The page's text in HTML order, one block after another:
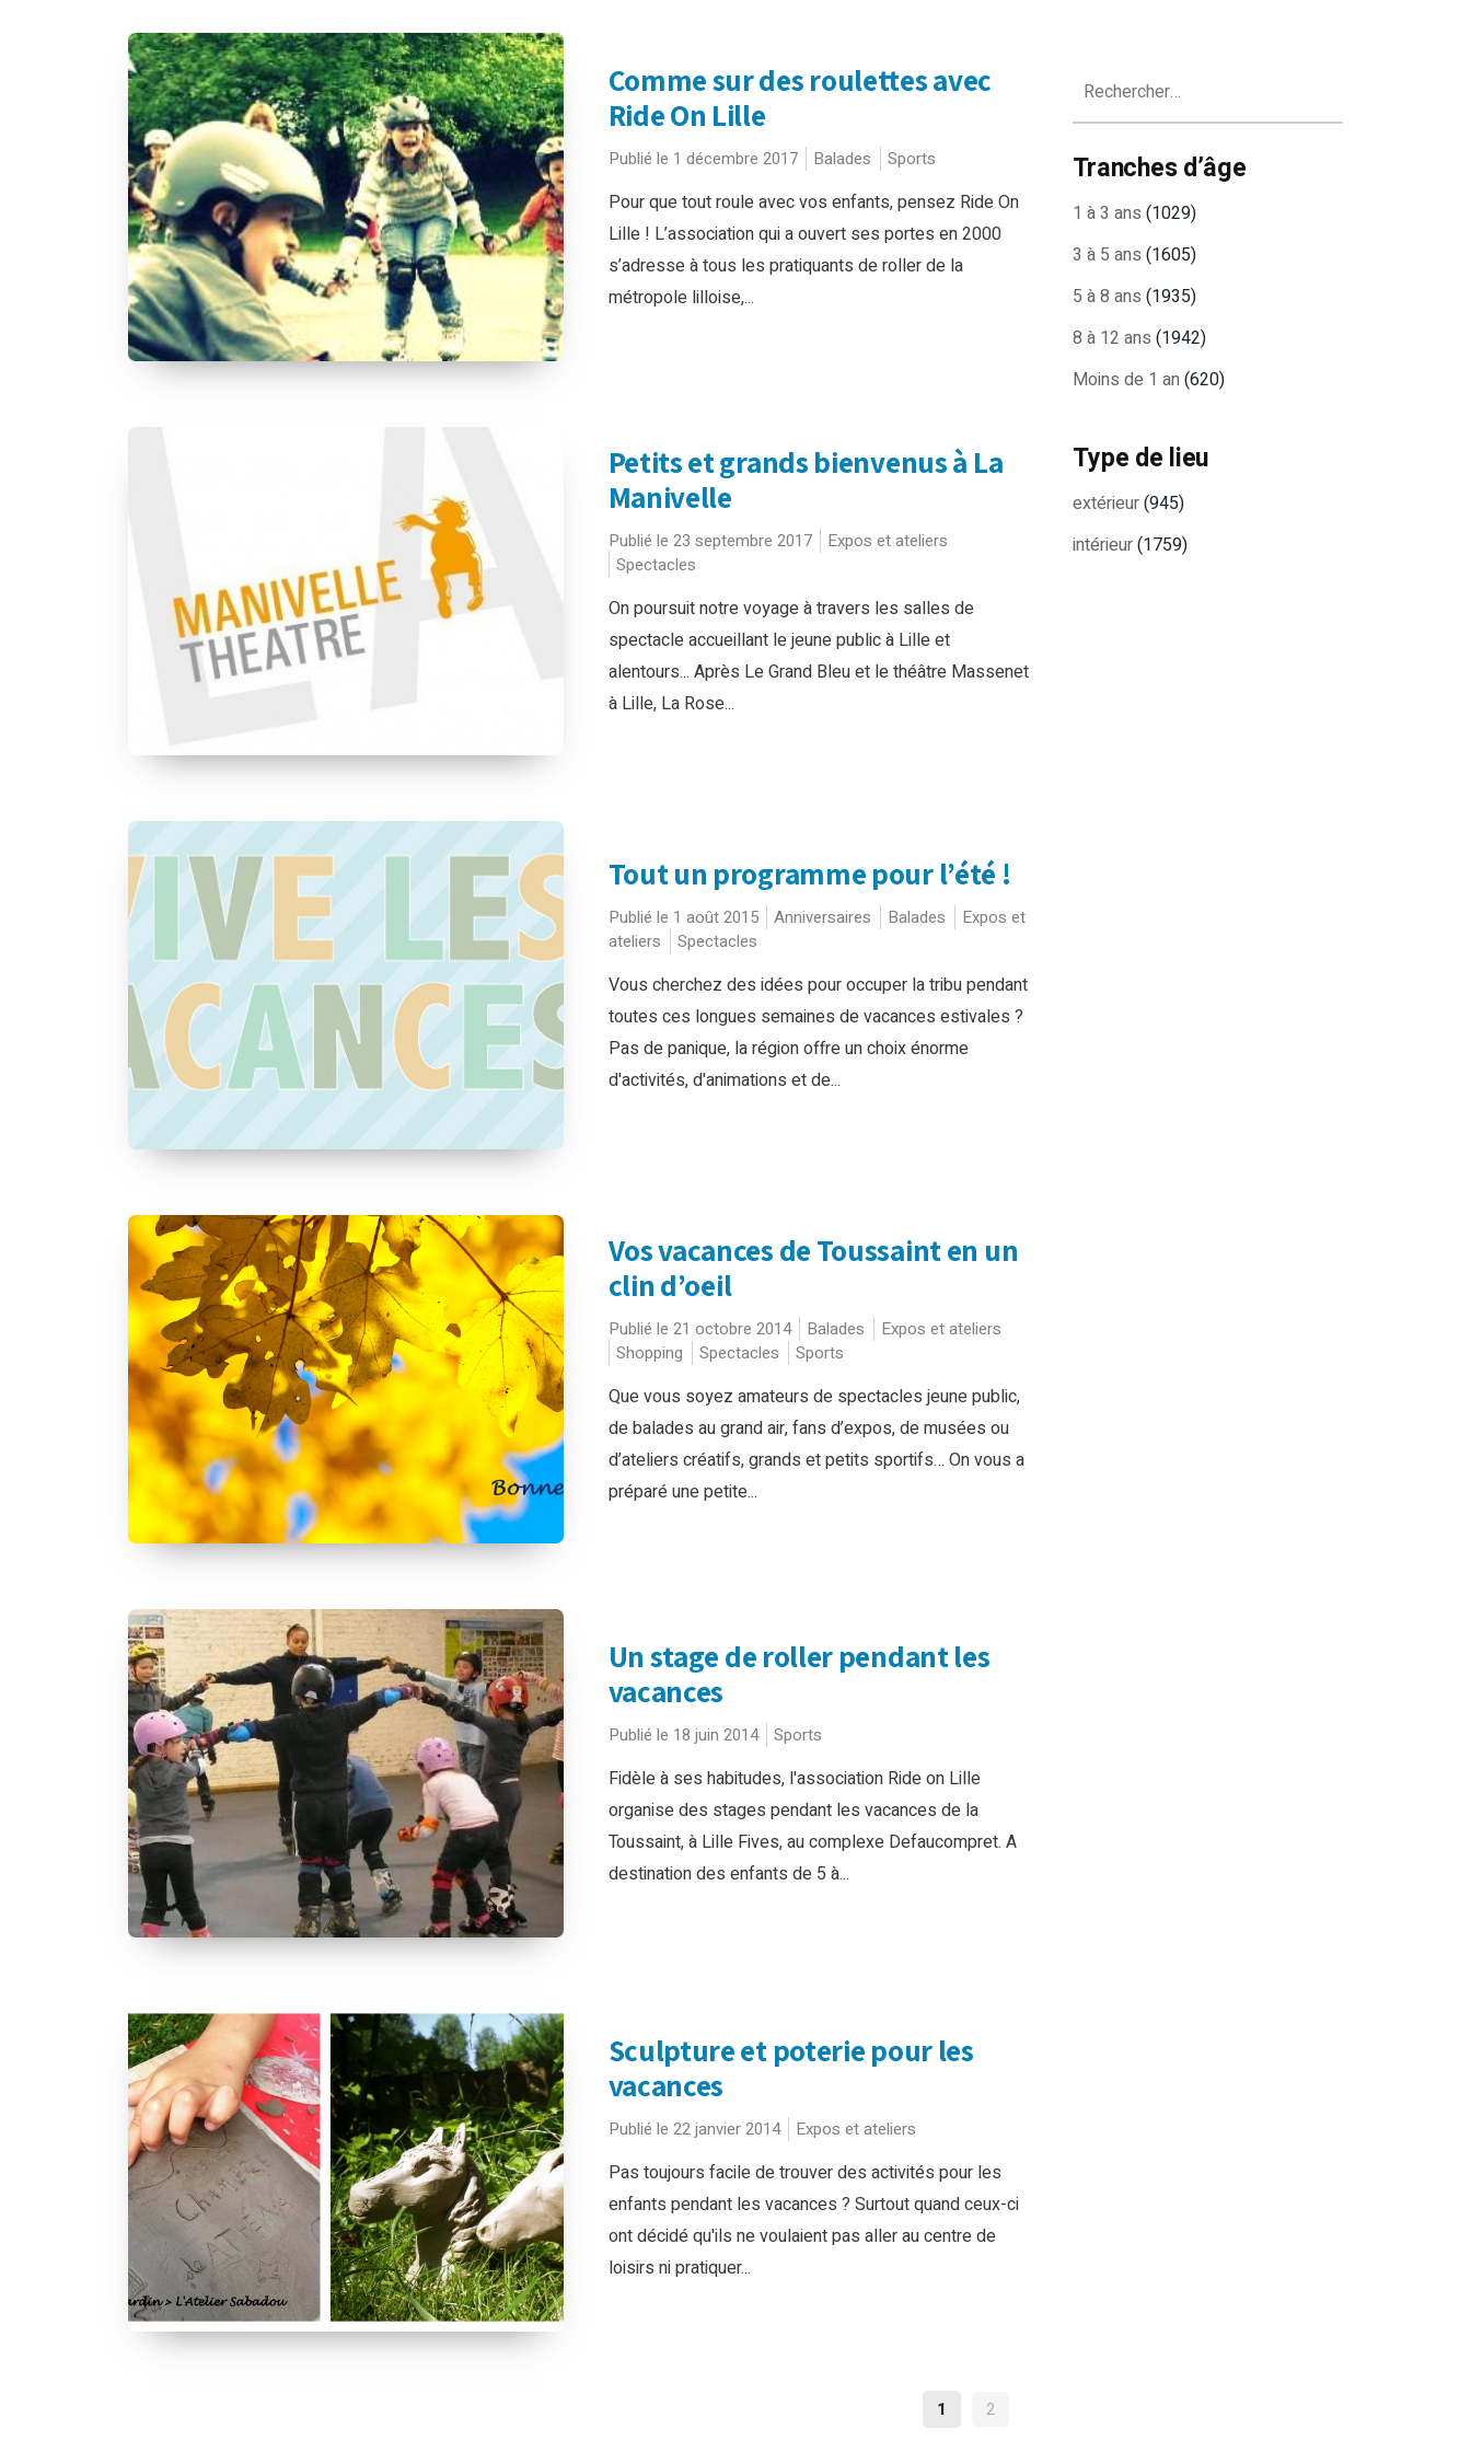
Comme sur des roulettes avec
Ride On Lille
Publié le 1 décembre 2017 Balades Sports
Pour que tout roule avec vos enfants, pensez Ride On
Lille ! L’association qui a ouvert ses portes en 2000
s’adresse à tous les pratiquants de roller de la
métropole lilloise,...
Petits et grands bienvenus à La
Manivelle
Publié le 23 septembre 2017
Expos et ateliers
Spectacles
On poursuit notre voyage à travers les salles de
spectacle accueillant le jeune public à Lille et
alentours... Après Le Grand Bleu et le théâtre Massenet
à Lille, La Rose...
Tout un programme pour l’été !
Publié le 1 août 2015 Anniversaires Balades
Expos et
ateliers
Spectacles
Vous cherchez des idées pour occuper la tribu pendant
toutes ces longues semaines de vacances estivales ?
Pas de panique, la région offre un choix énorme
d'activités, d'animations et de...
Vos vacances de Toussaint en un
clin d’oeil
Publié le 21 octobre 2014 Balades
Expos et ateliers
Shopping
Spectacles Sports
Que vous soyez amateurs de spectacles jeune public,
de balades au grand air, fans d’expos, de musées ou
d’ateliers créatifs, grands et petits sportifs… On vous a
préparé une petite...
Un stage de roller pendant les
vacances
Publié le 18 juin 2014 Sports
Fidèle à ses habitudes, l'association Ride on Lille
organise des stages pendant les vacances de la
Toussaint, à Lille Fives, au complexe Defaucompret. A
destination des enfants de 5 à...
Sculpture et poterie pour les
vacances
Publié le 22 janvier 2014 Expos et ateliers
Pas toujours facile de trouver des activités pour les
enfants pendant les vacances ? Surtout quand ceux-ci
ont décidé qu'ils ne voulaient pas aller au centre de
loisirs ni pratiquer...
NAVIGATION
1 2
Tranches d’âge
1 à 3 ans (1029)
3 à 5 ans (1605)
5 à 8 ans (1935)
8 à 12 ans (1942)
Moins de 1 an (620)
Type de lieu
extérieur(945)
intérieur(1759)